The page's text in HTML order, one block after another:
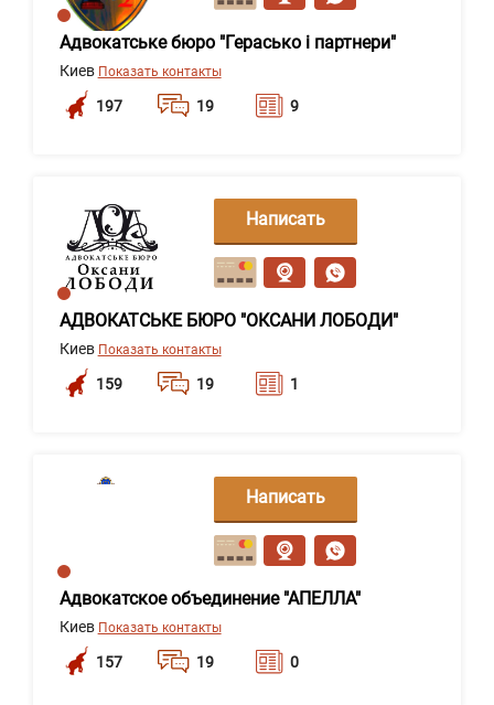
Адвокатське бюро "Герасько і партнери"
Киев Показать контакты
197 19 9
АДВОКАТСЬКЕ БЮРО "ОКСАНИ ЛОБОДИ"
Киев Показать контакты
159 19 1
Написать
сообщение
Адвокатское объединение "АПЕЛЛА"
Киев Показать контакты
157 19 0
Написать
сообщение